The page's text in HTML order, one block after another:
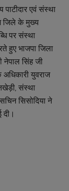
एवं संस्था
जिले के मुख्य
पर संस्था
हुए भाजपा जिला
नेपाल सिंह जी
अधिकारी युवराज
संस्था
सिसोदिया ने
दी।